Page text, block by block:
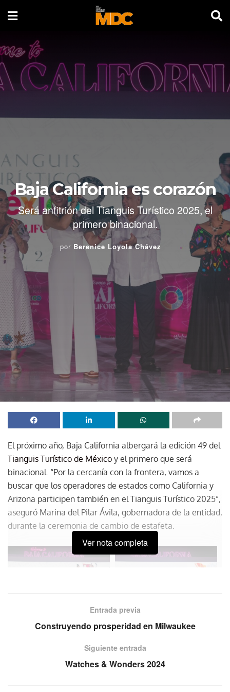
Baja California es corazón
Será anfitrión del Tianguis Turístico 2025, el
primero binacional.
por Berenice Loyola Chávez
El próximo año, Baja California albergará la edición 49 del
Tianguis Turístico de México y el primero que será
binacional. “Por la cercanía con la frontera, vamos a
buscar que los operadores de estados como California y
Arizona participen también en el Tianguis Turístico 2025”,
aseguró Marina del Pilar Ávila, gobernadora de la entidad,
durante la ceremonia de cambio de estafeta.
Ver nota completa
Entrada previa
Construyendo prosperidad en Milwaukee
Siguiente entrada
Watches & Wonders 2024